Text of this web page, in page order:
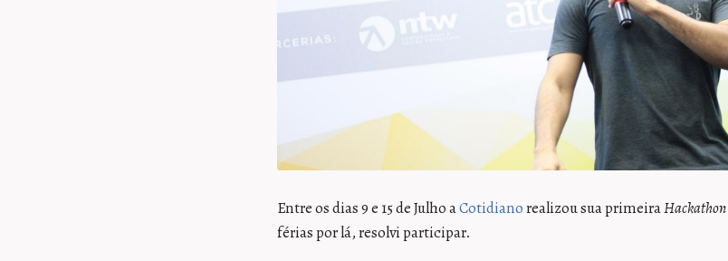
Entre os dias 9 e 15 de Julho aCotidianorealizou sua primeiraHackathon
férias por lá, resolvi participar.